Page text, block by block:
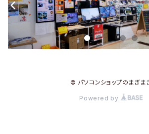
© パソコンショップのまぎま
Powered by